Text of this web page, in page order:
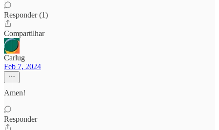
Responder (1)
Compartilhar
Carlug
Feb 7, 2024
Amen!
Responder